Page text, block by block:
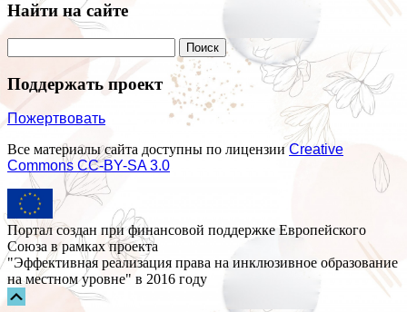
Найти на сайте
Поддержать проект
Пожертвовать
Все материалы сайта доступны по лицензииCreative
Commons СС-BY-SA 3.0
Портал создан при финансовой поддержке Европейского
Союза в рамках проекта
"Эффективная реализация права на инклюзивное образование
на местном уровне" в 2016 году
Прокрутка